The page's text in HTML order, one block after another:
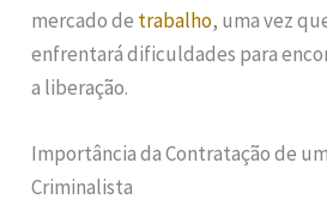
mercado de trabalho, uma vez
enfrentará dificuldades para
a liberação.
Importância da Contratação de
Criminalista